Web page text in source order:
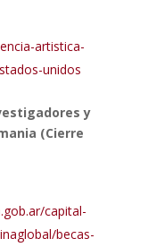
artistica-
unidos
y
(Cierre
capital-
becas-